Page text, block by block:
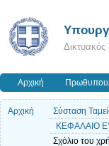
Αρχική
Αρχική
Σύσταση
ΚΕΦΑΛΑΙΟ
Σχόλιο του